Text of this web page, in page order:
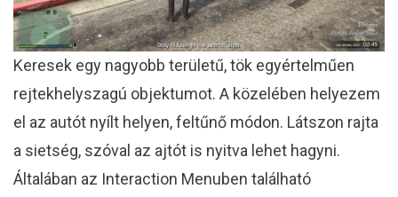
Keresek egy nagyobb területű, tök egyértelműen
rejtekhelyszagú objektumot. A közelében helyezem
el az autót nyílt helyen, feltűnő módon. Látszon rajta
a sietség, szóval az ajtót is nyitva lehet hagyni.
Általában az Interaction Menuben található